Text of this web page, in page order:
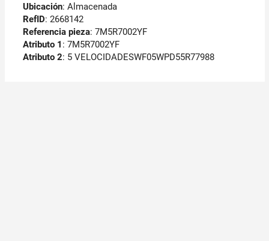
Ubicación: Almacenada
RefID: 2668142
Referencia pieza: 7M5R7002YF
Atributo 1 : 7M5R7002YF
Atributo 2: 5 VELOCIDADESWF05WPD55R77988